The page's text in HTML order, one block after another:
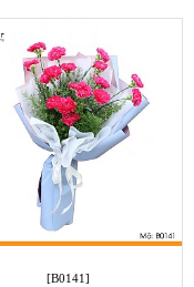
[B0141]